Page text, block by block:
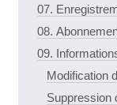
07.
08.
09.
Modification
Suppression